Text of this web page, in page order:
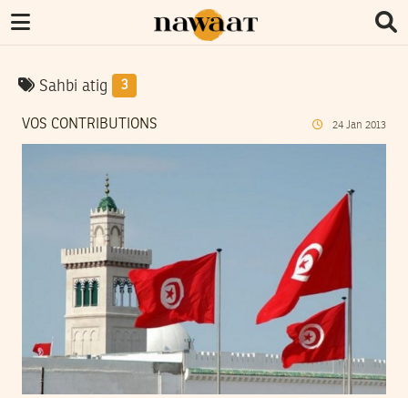
Sahbi atig 3
VOS CONTRIBUTIONS 24 Jan 2013